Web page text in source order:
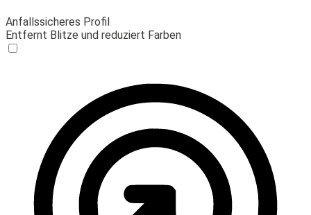
Anfallssicheres Profil
Entfernt Blitze und reduziert Farben